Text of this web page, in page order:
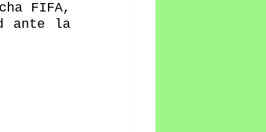
FIFA,
ante la